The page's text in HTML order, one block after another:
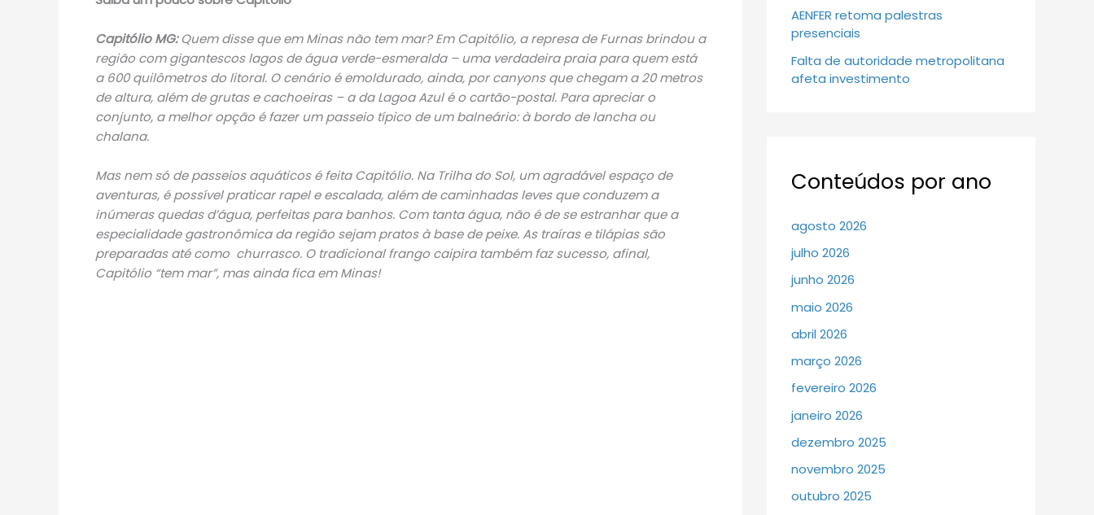
Capitólio MG:Quem disse que em Minas não tem mar? Em Capitólio, a represa de Furnas brindou a
região com gigantescos lagos de água verde-esmeralda – uma verdadeira praia para quem está
a 600 quilômetros do litoral. O cenário é emoldurado, ainda, por canyons que chegam a 20 metros
de altura, além de grutas e cachoeiras – a da Lagoa Azul é o cartão-postal. Para apreciar o
conjunto, a melhor opção é fazer um passeio típico de um balneário: à bordo de lancha ou
chalana.
Mas nem só de passeios aquáticos é feita Capitólio. Na Trilha do Sol, um agradável espaço de
aventuras, é possível praticar rapel e escalada, além de caminhadas leves que conduzem a
inúmeras quedas d’água, perfeitas para banhos. Com tanta água, não é de se estranhar que a
especialidade gastronômica da região sejam pratos à base de peixe. As traíras e tilápias são
preparadas até como churrasco. O tradicional frango caipira também faz sucesso, afinal,
Capitólio “tem mar”, mas ainda fica em Minas!
AENFER retoma palestras
presenciais
Falta de autoridade metropolitana
afeta investimento
Conteúdos por ano
agosto 2026
julho 2026
junho 2026
maio 2026
abril 2026
março 2026
fevereiro 2026
janeiro 2026
dezembro 2025
novembro 2025
outubro 2025